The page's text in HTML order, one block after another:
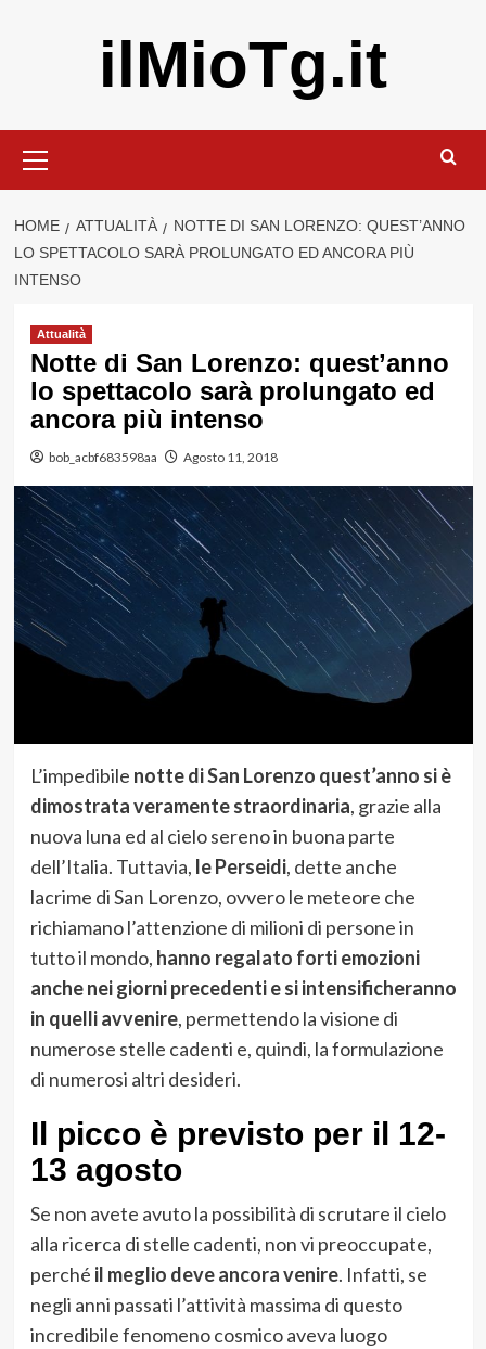
ilMioTg.it
principale
HOME ATTUALITÀ
NOTTE DI SAN LORENZO: QUEST’ANNO
LO SPETTACOLO SARÀ PROLUNGATO ED ANCORA PIÙ
INTENSO
Attualità
Notte di San Lorenzo: quest’anno
lo spettacolo sarà prolungato ed
ancora più intenso
bob_acbf683598aa Agosto 11, 2018
L’impedibile notte di San Lorenzo quest’anno si è
dimostrata veramente straordinaria, grazie alla
nuova luna ed al cielo sereno in buona parte
dell’Italia. Tuttavia, le Perseidi, dette anche
lacrime di San Lorenzo, ovvero le meteore che
richiamano l’attenzione di milioni di persone in
tutto il mondo, hanno regalato forti emozioni
anche nei giorni precedenti e si intensificheranno
in quelli avvenire, permettendo la visione di
numerose stelle cadenti e, quindi, la formulazione
di numerosi altri desideri.
Il picco è previsto per il 12-
13 agosto
Se non avete avuto la possibilità di scrutare il cielo
alla ricerca di stelle cadenti, non vi preoccupate,
perché il meglio deve ancora venire. Infatti, se
negli anni passati l’attività massima di questo
incredibile fenomeno cosmico aveva luogo